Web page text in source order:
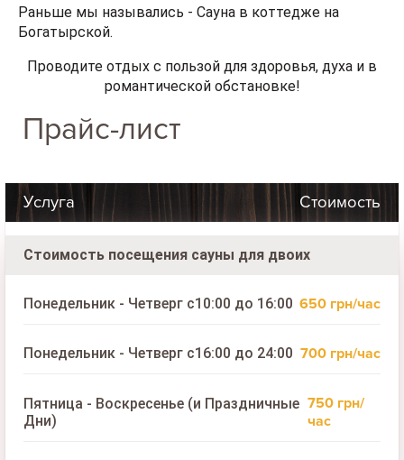
Раньше мы назывались - Сауна в коттедже на
Богатырской.
Проводите отдых с пользой для здоровья, духа и в
романтической обстановке!
Прайс-лист
Услуга Стоимость
Стоимость посещения сауны для двоих
Понедельник - Четверг с10:00 до 16:00 650 грн/час
Понедельник - Четверг с16:00 до 24:00 700 грн/час
Пятница - Воскресенье (и Праздничные
Дни)
750 грн/
час